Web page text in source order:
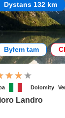
Dystans 132 km
Byłem tam
Dolomity
Landro